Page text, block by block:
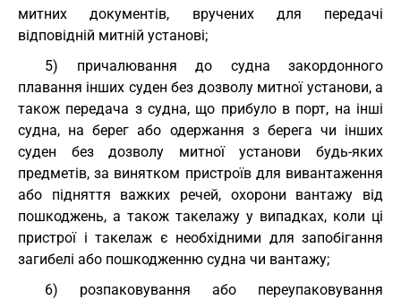
митних документів, вручених для передачі
відповідній митній установі;
5) причалювання до судна закордонного
плавання інших суден без дозволу митної установи, а
також передача з судна, що прибуло в порт, на інші
судна, на берег або одержання з берега чи інших
суден без дозволу митної установи будь-яких
предметів, за винятком пристроїв для вивантаження
або підняття важких речей, охорони вантажу від
пошкоджень, а також такелажу у випадках, коли ці
пристрої і такелаж є необхідними для запобігання
загибелі або пошкодженню судна чи вантажу;
6) розпаковування або переупаковування